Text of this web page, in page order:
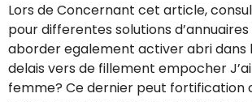
Lors de Concernant cet article,
pour differentes solutions
aborder egalement activer abri dans
delais vers de fillement empocher
femme? Ce dernier peut fortification